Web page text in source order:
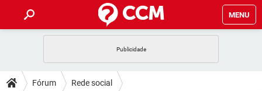
MENU
CELULAR
DICAS
Fórum Rede social